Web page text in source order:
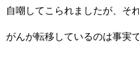
自嘲してこられましたが、そ
がんが転移しているのは事実